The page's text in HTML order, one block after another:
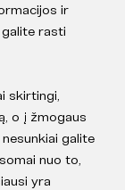
ir
rasti
skirtingi,
o į žmogaus
galite
nuo to,
yra